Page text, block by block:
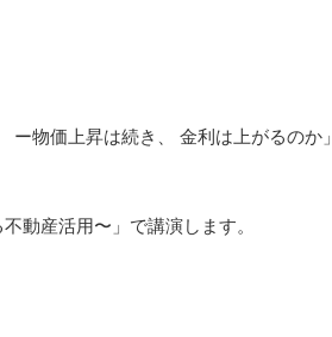
物価上昇は続き、 金利は上がるのか」
動産活用〜」で講演します。